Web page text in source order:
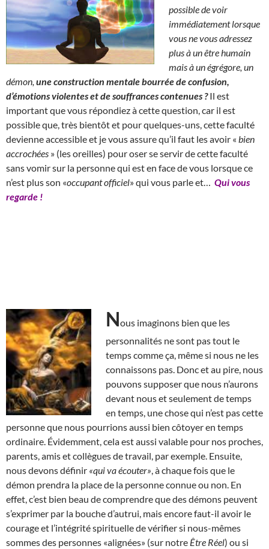
possible de voir
immédiatement lorsque
vous ne vous adressez
plus à un être humain
mais à un égrégore, un
démon, une construction mentale bourrée de confusion,
d’émotions violentes et de souffrances contenues ?Il est
important que vous répondiez à cette question, car il est
possible que, très bientôt et pour quelques-uns, cette faculté
devienne accessible et je vous assure qu’il faut les avoir « bien
accrochées » (les oreilles) pour oser se servir de cette faculté
sans vomir sur la personne qui est en face de vous lorsque ce
n’est plus son «occupant officiel» qui vous parle et… Qui vous
regarde !
Nous imaginons bien que les
personnalités ne sont pas tout le
temps comme ça, même si nous ne les
connaissons pas. Donc et au pire, nous
pouvons supposer que nous n’aurons
devant nous et seulement de temps
en temps, une chose qui n’est pas cette
personne que nous pourrions aussi bien côtoyer en temps
ordinaire. Évidemment, cela est aussi valable pour nos proches,
parents, amis et collègues de travail, par exemple. Ensuite,
nous devons définir «qui va écouter» , à chaque fois que le
démon prendra la place de la personne connue ou non. En
effet, c’est bien beau de comprendre que des démons peuvent
s’exprimer par la bouche d’autrui, mais encore faut-il avoir le
courage et l’intégrité spirituelle de vérifier si nous-mêmes
sommes des personnes «alignées» (sur notre Être Réel) ou si